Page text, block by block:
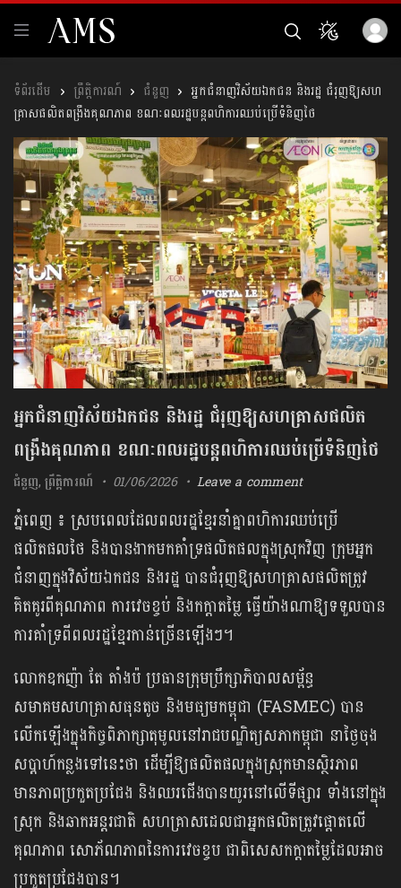
ព្រឹត្តិការណ៍ ជំនួញ
អ្នកជំនាញវិស័យឯកជន និងរដ្ឋ ជំរុញឱ្យសហ
គ្រាសផលិតពង្រឹងគុណភាព ខណៈពលរដ្ឋបន្តពហិការឈប់ប្រើទំនិញថៃ
អ្នកជំនាញវិស័យឯកជន និងរដ្ឋ ជំរុញឱ្យសហគ្រាសផលិត
ពង្រឹងគុណភាព ខណៈពលរដ្ឋបន្តពហិការឈប់ប្រើទំនិញថៃ
ជំនួញ,ព្រឹត្តិការណ៍ 01/06/2026 Leave a comment
ភ្នំពេញ ៖ ស្របពេលដែលពលរដ្ឋខ្មែរនាំគ្នាពហិការឈប់ប្រើ
ផលិតផលថៃ និងបានងាកមកគាំទ្រផលិតផលក្នុងស្រុកវិញ ក្រុមអ្នក
ជំនាញក្នុងវិស័យឯកជន និងរដ្ឋ បានជំរុញឱ្យសហគ្រាសផលិតត្រូវ
គិតគូរពីគុណភាព ការវេចខ្ចប់ និងកក្តាតម្លៃ ​ធ្វើយ៉ាងណាឱ្យទទួលបាន
ការគាំទ្រពីពលរដ្ឋខ្មែរកាន់ច្រើនឡើងៗ។
លោកឧកញ៉ា តែ តាំងប៉ ប្រធានក្រុមប្រឹក្សាភិបាលសម័្ពន្ធ
សមាគមសហគ្រាសធុនតូច និងមធ្យមកម្ពុជា (FASMEC) បាន
លើកឡើងក្នុងកិច្ចពិភាក្សាតុមូលនៅរាជបណ្ឌិត្យសភាកម្ពុជា នាថ្ងៃចុង
សប្ដាហ៍កន្លងទៅនេះថា ដើម្បីឱ្យផលិតផលក្នុងស្រុកមានស្ថិរភាព
មានភាពប្រកួតប្រជែង និងឈរជើងបានយូរនៅលើទីផ្សារ ទាំងនៅក្នុង
ស្រុក និងឆាកអន្តរជាតិ សហគ្រាសដេលជាអ្នកផលិតត្រូវផ្តោតលើ
គុណភាព សោភ័ណភាពនៃការវេចខ្ចប ជាពិសេសកក្តាតម្លៃដែលអាច
ប្រកួតប្រជែងបាន។